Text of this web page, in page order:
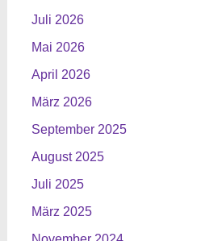
Juli 2026
Mai 2026
April 2026
März 2026
September 2025
August 2025
Juli 2025
März 2025